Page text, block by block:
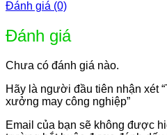
Đánh giá (0)
Đánh giá
Chưa có đánh giá nào.
Hãy là người đầu tiên nhận xét
xưởng may công nghiệp”
Email của bạn sẽ không được